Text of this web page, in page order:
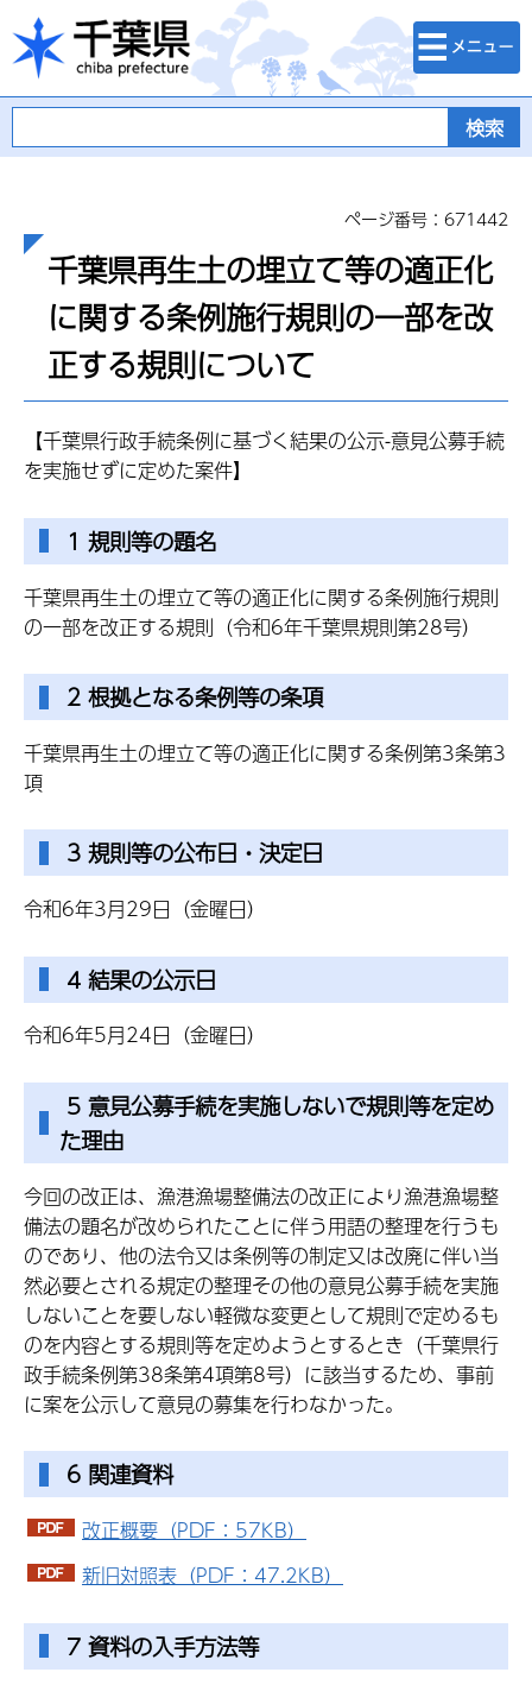
千葉県
検索・メニュ
ー
ページ番号：671442
千葉県再生土の埋立て等の適正化
に関する条例施行規則の一部を改
正する規則について
【千葉県行政手続条例に基づく結果の公示-意見公募手続
を実施せずに定めた案件】
1 規則等の題名
千葉県再生土の埋立て等の適正化に関する条例施行規則
の一部を改正する規則（令和6年千葉県規則第28号）
2 根拠となる条例等の条項
千葉県再生土の埋立て等の適正化に関する条例第3条第3
項
3 規則等の公布日・決定日
令和6年3月29日（金曜日）
4 結果の公示日
令和6年5月24日（金曜日）
5 意見公募手続を実施しないで規則等を定め
た理由
今回の改正は、漁港漁場整備法の改正により漁港漁場整
備法の題名が改められたことに伴う用語の整理を行うも
のであり、他の法令又は条例等の制定又は改廃に伴い当
然必要とされる規定の整理その他の意見公募手続を実施
しないことを要しない軽微な変更として規則で定めるも
のを内容とする規則等を定めようとするとき（千葉県行
政手続条例第38条第4項第8号）に該当するため、事前
に案を公示して意見の募集を行わなかった。
6 関連資料
改正概要（PDF：57KB）
新旧対照表（PDF：47.2KB）
7 資料の入手方法等